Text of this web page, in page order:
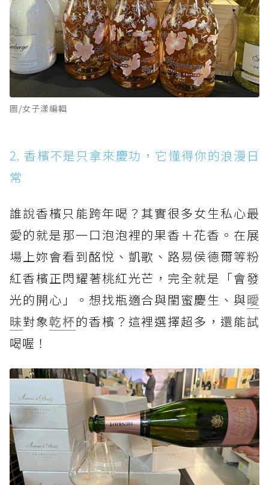
圖/女子漾編輯
2. 香檳不是只拿來慶功，它懂得你的浪漫日
常
誰說香檳只能跨年喝？其實很多女生私心最
愛的就是那一口泡泡裡的果香＋花香。在展
場上妳會看到酩悅、凱歌、路易侯德爾等粉
紅香檳正閃耀著桃紅光芒，完全就是「會發
光的開心」。想找瓶適合與閨蜜慶生、與曖
昧對象乾杯的香檳？這裡選擇超多，還能試
喝喔！